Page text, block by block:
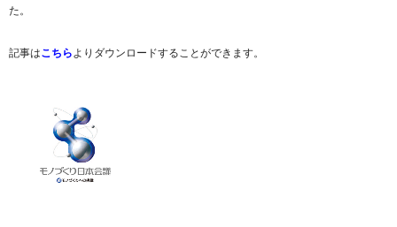
た。
記事はこちら よりダウンロードすることができます。